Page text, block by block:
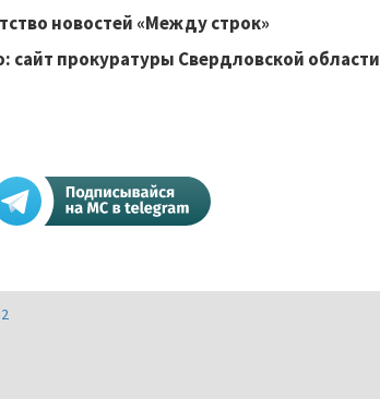
новостей «Между строк»
сайт прокуратуры Свердловской области